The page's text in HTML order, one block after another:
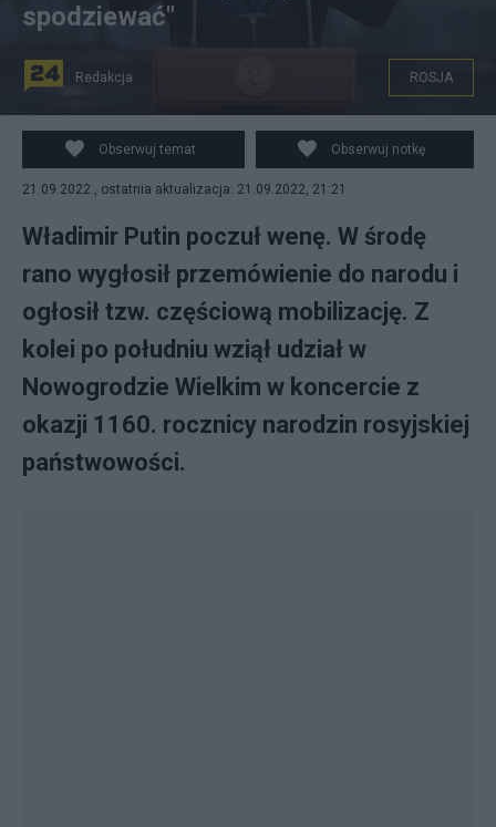
Prezydent Rosji Władimir Putin. Fot. PAP/EPA/ILYA
PITALEV/SPUTNIK/KREMLIN POOL
spodziewać"
Redakcja ROSJA
Obserwuj temat Obserwuj notkę
21.09.2022 , ostatnia aktualizacja: 21.09.2022, 21:21
Władimir Putin poczuł wenę. W środę
rano wygłosił przemówienie do narodu i
ogłosił tzw. częściową mobilizację. Z
kolei po południu wziął udział w
Nowogrodzie Wielkim w koncercie z
okazji 1160. rocznicy narodzin rosyjskiej
państwowości.